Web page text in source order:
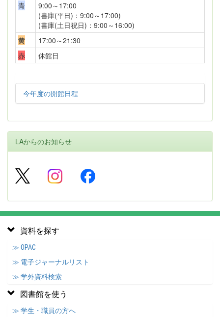
青
9:00～17:00
(書庫(平日)：9:00～17:00)
(書庫(土日祝日)：9:00～16:00)
黄
17:00～21:30
赤
休館日
今年度の開館日程
LAからのお知らせ
資料を探す
≫ OPAC
≫ 電子ジャーナルリスト
≫ 学外資料検索
図書館を使う
≫ 学生・職員の方へ